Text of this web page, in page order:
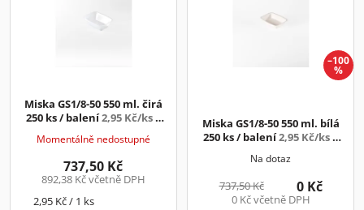
Miska GS1/8-50 550 ml. čirá
250 ks / balení2,95 Kč/ks +
Momentálně nedostupné
892,38 Kč včetně DPH
737,50 Kč
Měrná
2,95 Kč / 1 ks
–100
%
Miska GS1/8-50 550 ml. bílá
250 ks / balení2,95 Kč/ks +
Na dotaz
737,50 Kč
0 Kč včetně DPH
0 Kč